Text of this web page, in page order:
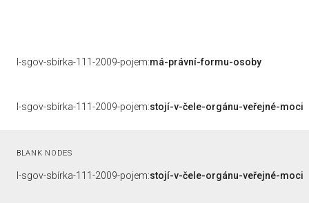
l-sgov-sbírka-111-2009-pojem:má-právní-formu-osoby
l-sgov-sbírka-111-2009-pojem:stojí-v-čele-orgánu-veřejné-moci
BLANK NODES
l-sgov-sbírka-111-2009-pojem:stojí-v-čele-orgánu-veřejné-moci